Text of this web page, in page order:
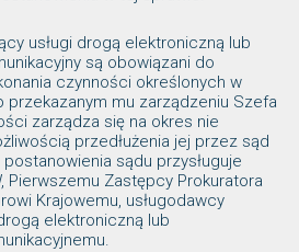
usługi drogą elektroniczną lub
są obowiązani do
czynności określonych w
przekazanym mu zarządzeniu Szefa
zarządza się na okres nie
przedłużenia jej przez sąd
sądu przysługuje
Pierwszemu Zastępcy Prokuratora
Krajowemu, usługodawcy
elektroniczną lub